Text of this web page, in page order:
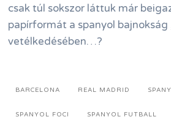
csak túl sokszor láttuk már
papírformát a spanyol bajnokság
vetélkedésében…?
BARCELONA REAL MADRID
SPANYOL FOCI SPANYOL FUTBALL